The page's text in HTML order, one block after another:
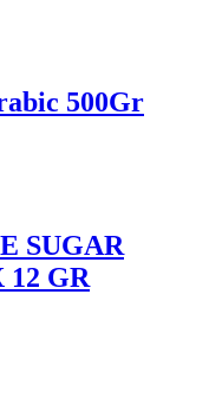
500Gr
SUGAR
12 GR